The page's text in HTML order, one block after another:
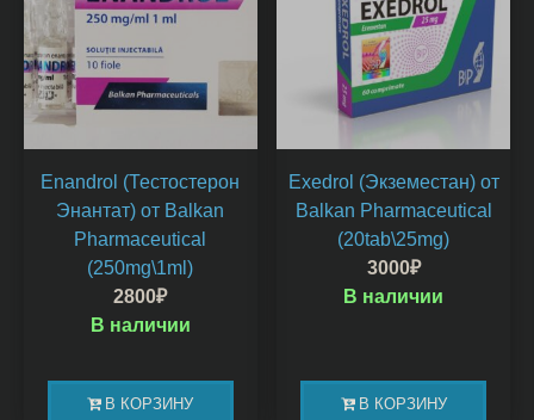
Enandrol (Тестостерон
Энантат) от Balkan
Pharmaceutical
(250mg\1ml)
2800₽
В КОРЗИНУ
В наличии
Exedrol (Экземестан) от
Balkan Pharmaceutical
(20tab\25mg)
3000₽
В КОРЗИНУ
В наличии